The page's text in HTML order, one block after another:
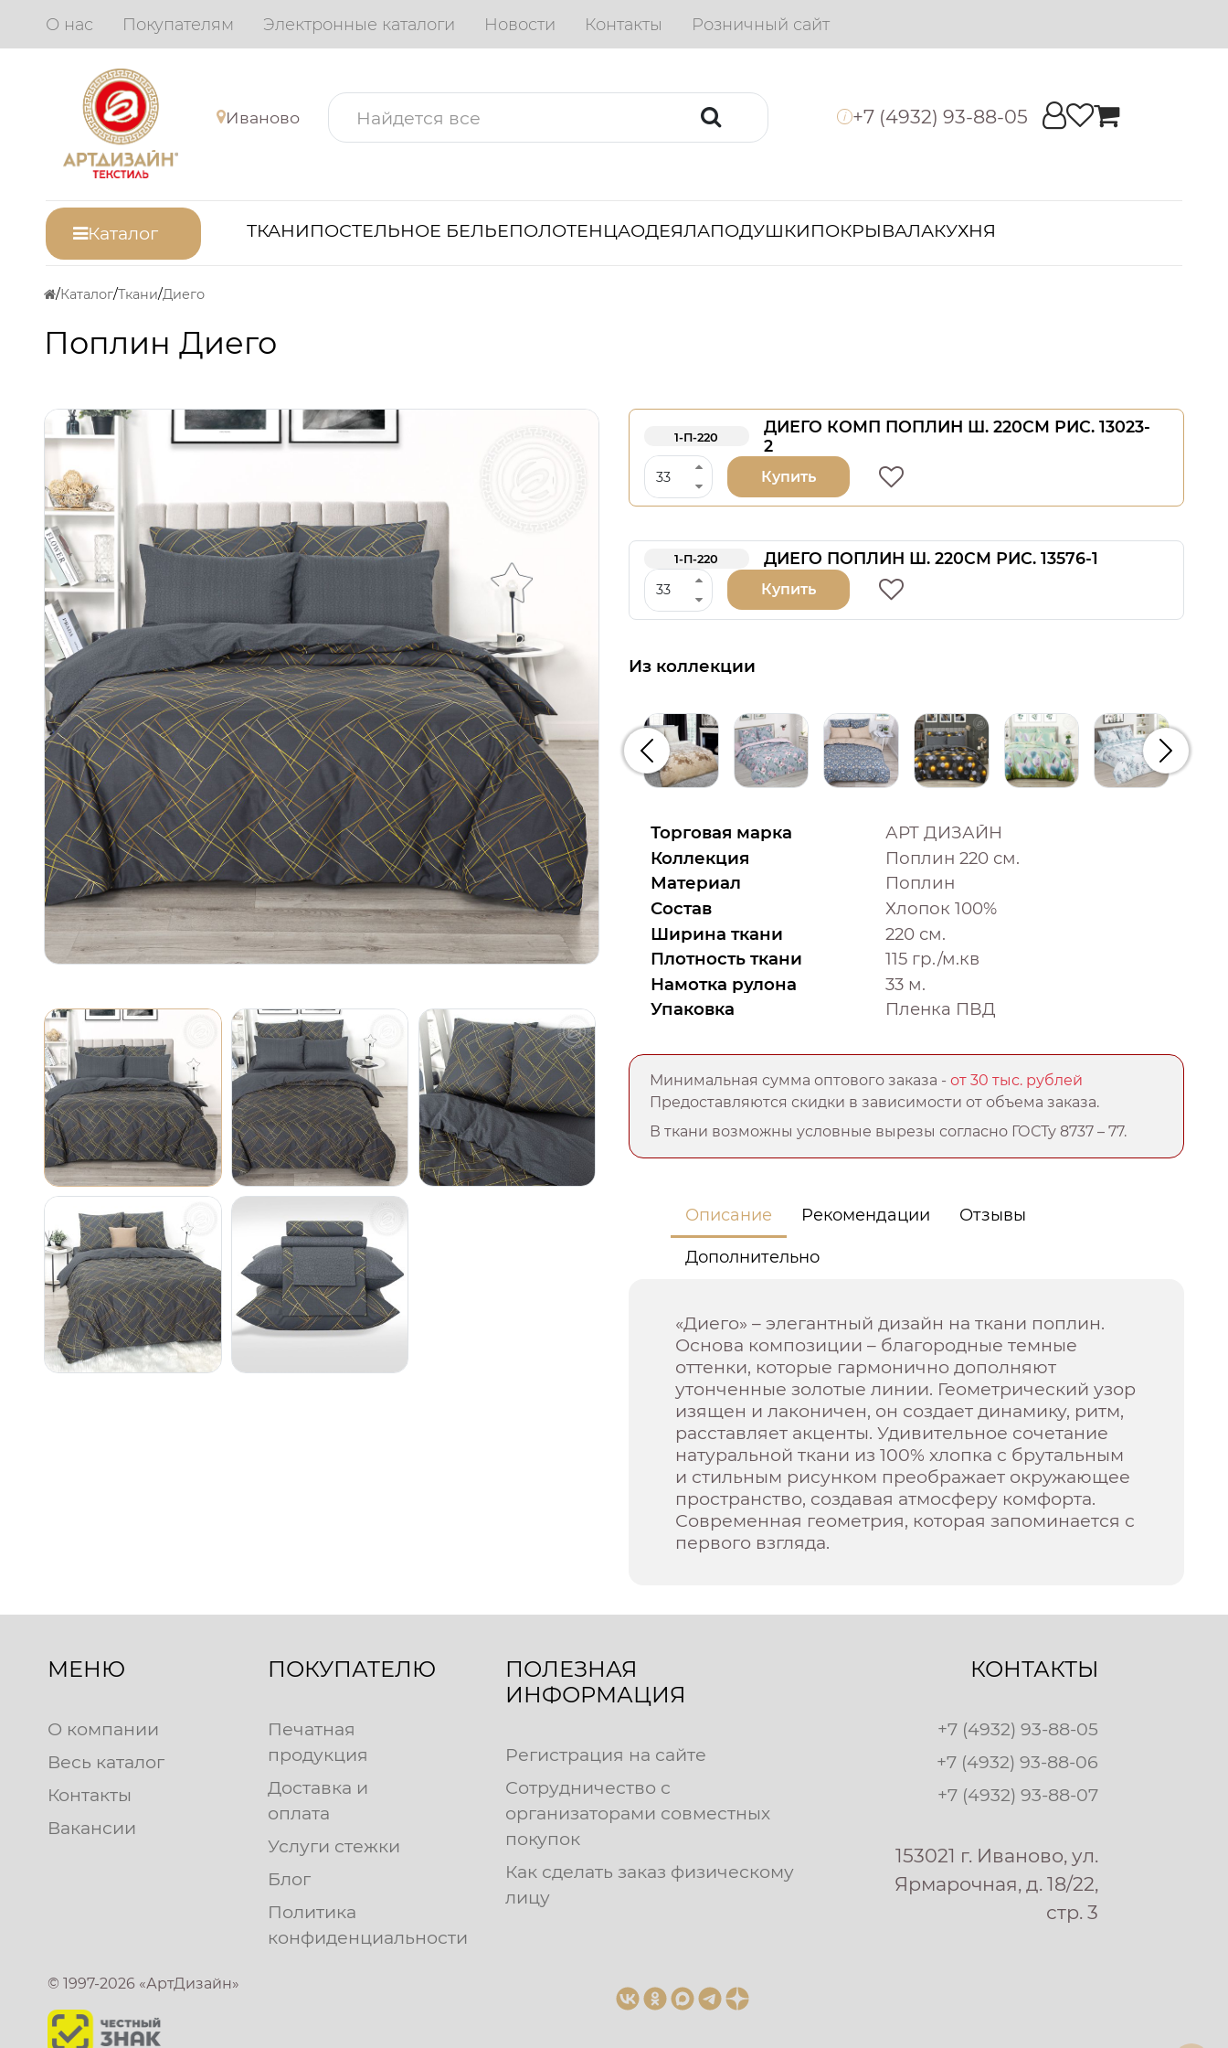
О нас Покупателям Электронные каталоги Новости Контакты Розничный сайт
Иваново i +7 (4932) 93-88-05
Каталог ТКАНИПОСТЕЛЬНОЕ БЕЛЬЕПОЛОТЕНЦАОДЕЯЛАПОДУШКИПОКРЫВАЛАКУХНЯ
Каталог Ткани Диего
Поплин Диего
1-П-220
ДИЕГО КОМП ПОПЛИН Ш. 220СМ РИС. 13023-
2
Купить
1-П-220 ДИЕГО ПОПЛИН Ш. 220СМ РИС. 13576-1
Купить
Из коллекции
Предыдущий
Торговая марка
АРТ ДИЗАЙН
Коллекция
Поплин 220 см.
Материал
Поплин
Состав
Хлопок 100%
Ширина ткани
220 см.
Плотность ткани
115 гр./м.кв
Намотка рулона
33 м.
Упаковка
Пленка ПВД
Минимальная сумма оптового заказа -от 30 тыс. рублей
Предоставляются скидки в зависимости от объема заказа.
В ткани возможны условные вырезы согласно ГОСТу 8737 – 77.
Описание Рекомендации Отзывы
Дополнительно
«Диего» – элегантный дизайн на ткани поплин.
Основа композиции – благородные темные
оттенки, которые гармонично дополняют
утонченные золотые линии. Геометрический узор
изящен и лаконичен, он создает динамику, ритм,
расставляет акценты. Удивительное сочетание
натуральной ткани из 100% хлопка с брутальным
и стильным рисунком преображает окружающее
пространство, создавая атмосферу комфорта.
Современная геометрия, которая запоминается с
первого взгляда.
МЕНЮ
О компании
Весь каталог
Контакты
Вакансии
ПОКУПАТЕЛЮ
Печатная
продукция
Доставка и
оплата
Услуги стежки
Блог
Политика
конфиденциальности
ПОЛЕЗНАЯ
ИНФОРМАЦИЯ
Регистрация на сайте
Сотрудничество с
организаторами совместных
покупок
Как сделать заказ физическому
лицу
КОНТАКТЫ
+7 (4932) 93-88-05
+7 (4932) 93-88-06
+7 (4932) 93-88-07
153021 г. Иваново, ул.
Ярмарочная, д. 18/22,
стр. 3
© 1997-2026 «АртДизайн»